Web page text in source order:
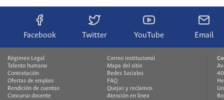
Facebook Twitter YouTube Email
Régimen Legal
Talento humano
Contratación
Ofertas de empleo
Rendición de cuentas
Concurso docente
Correo institucional
Mapa del sitio
Redes Sociales
FAQ
Quejas y reclamos
Atención en línea